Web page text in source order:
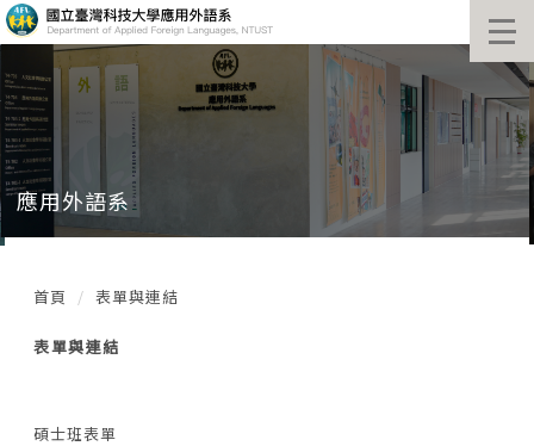
跳
到
要
內
容
區
塊
應用外語系
首頁 表單與連結
表單與連結
碩士班表單